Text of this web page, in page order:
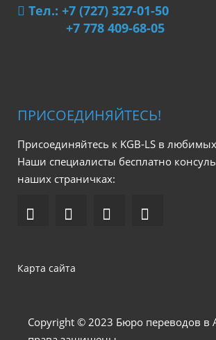
Тел.: +7 (727) 327-01-50
+7 778 409-68-05
ПРИСОЕДИНЯЙТЕСЬ!
Присоединяйтесь к KGB-LS в любимых
Наши специалисты бесплатно
наших страничках:
Карта сайта
Copyright © 2023 Бюро переводов в